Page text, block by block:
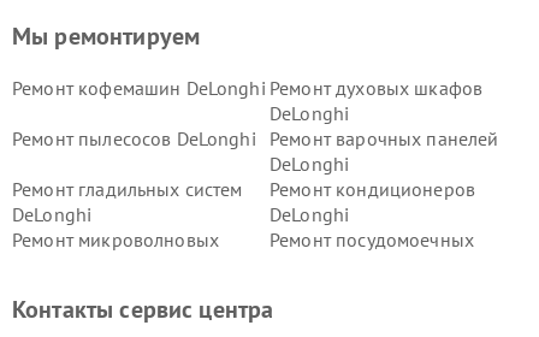
Мы ремонтируем
Ремонт кофемашин DeLonghi Ремонт духовых шкафов
DeLonghi
Ремонт пылесосов DeLonghi
Ремонт варочных панелей
DeLonghi
Ремонт гладильных систем
DeLonghi
Ремонт кондиционеров
DeLonghi
Ремонт микроволновых
Ремонт посудомоечных
DeLonghi
DeLonghi
Контакты сервис центра